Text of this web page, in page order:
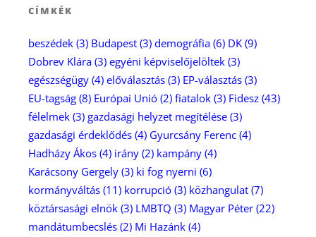
CÍMKÉK
beszédek (3) Budapest (3) demográfia (6) DK (9)
Dobrev Klára (3) egyéni képviselőjelöltek (3)
egészségügy (4) előválasztás (3) EP-választás (3)
EU-tagság (8) Európai Unió (2) fiatalok (3) Fidesz (43)
félelmek (3) gazdasági helyzet megítélése (3)
gazdasági érdeklődés (4) Gyurcsány Ferenc (4)
Hadházy Ákos (4) irány (2) kampány (4)
Karácsony Gergely (3) ki fog nyerni (6)
kormányváltás (11) korrupció (3) közhangulat (7)
köztársasági elnök (3) LMBTQ (3) Magyar Péter (22)
mandátumbecslés (2) Mi Hazánk (4)